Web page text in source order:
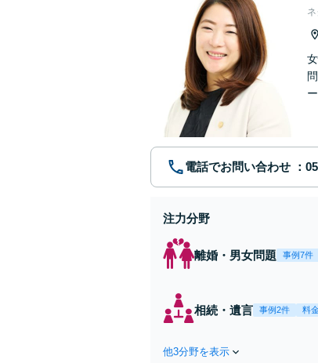
電話でお問い合わせ
注力分野
離婚・男女問題 事例7件
相続・遺言 事例2件 料
他3分野を表示